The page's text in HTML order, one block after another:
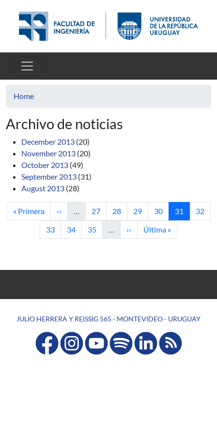
Home
Archivo de noticias
December 2013 (20)
November 2013 (20)
October 2013 (49)
September 2013 (31)
August 2013 (28)
First page
« Primera Previous page
‹‹ … Page
27 Page
28 Page
29 Page
30 Current
31 Page
32
Page
33 Page
34 Page
35 … Next page
›› Last page
Última »
JULIO HERRERA Y REISSIG 565 - MONTEVIDEO - URUGUAY